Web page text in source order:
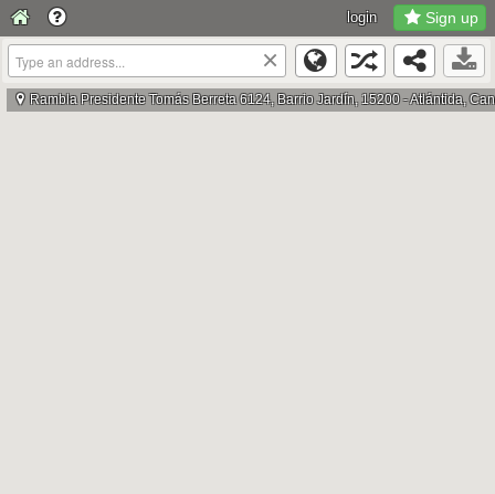
×
Rambla Presidente Tomás Berreta 6124, Barrio Jardín, 15200 - Atlántida,
login Sign up